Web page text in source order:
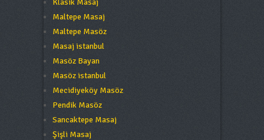
Klasik Masaj
Maltepe Masaj
Maltepe Masöz
Masaj istanbul
Masöz Bayan
Masöz istanbul
Mecidiyeköy Masöz
Pendik Masöz
Sancaktepe Masaj
Şişli Masaj